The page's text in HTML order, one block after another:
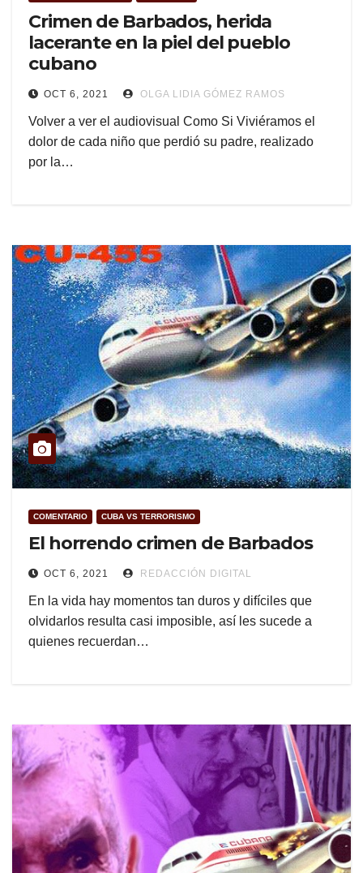
Crimen de Barbados, herida
lacerante en la piel del pueblo
cubano
OCT 6, 2021 OLGA LIDIA GÓMEZ RAMOS
Volver a ver el audiovisual Como Si Viviéramos el
dolor de cada niño que perdió su padre, realizado
por la…
COMENTARIO CUBA VS TERRORISMO
El horrendo crimen de Barbados
OCT 6, 2021 REDACCIÓN DIGITAL
En la vida hay momentos tan duros y difíciles que
olvidarlos resulta casi imposible, así les sucede a
quienes recuerdan…